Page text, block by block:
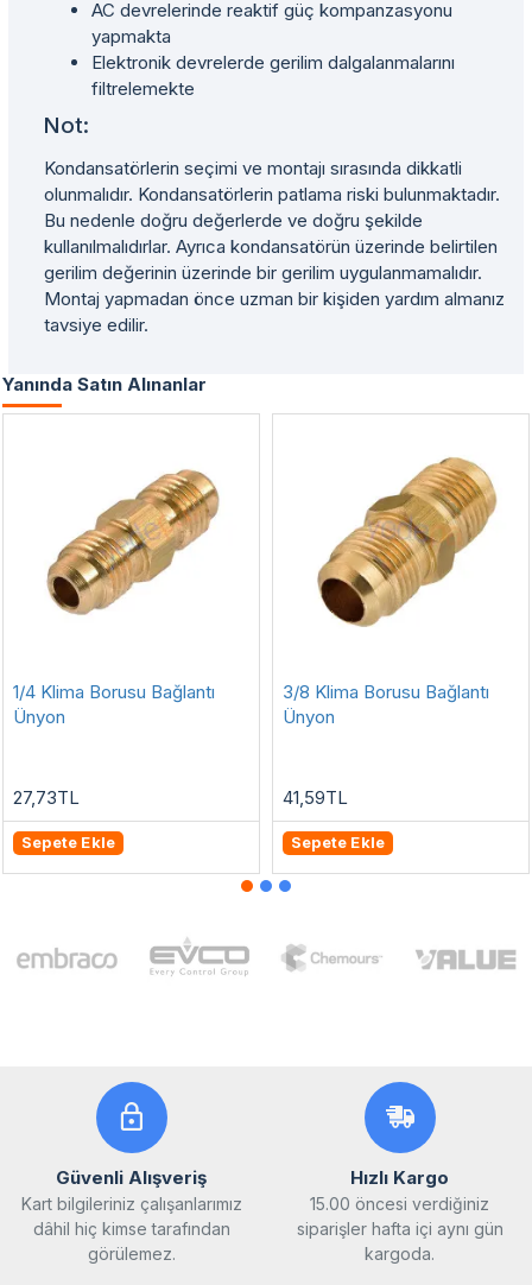
AC devrelerinde reaktif güç kompanzasyonu
yapmakta
Elektronik devrelerde gerilim dalgalanmalarını
filtrelemekte
Not:
Kondansatörlerin seçimi ve montajı sırasında dikkatli
olunmalıdır. Kondansatörlerin patlama riski bulunmaktadır.
Bu nedenle doğru değerlerde ve doğru şekilde
kullanılmalıdırlar. Ayrıca kondansatörün üzerinde belirtilen
gerilim değerinin üzerinde bir gerilim uygulanmamalıdır.
Montaj yapmadan önce uzman bir kişiden yardım almanız
tavsiye edilir.
Yanında Satın Alınanlar
1/4 Klima Borusu Bağlantı
Ünyon
27,73TL
Sepete Ekle
3/8 Klima Borusu Bağlantı
Ünyon
41,59TL
Sepete Ekle
Güvenli Alışveriş
Kart bilgileriniz çalışanlarımız
dâhil hiç kimse tarafından
görülemez.
Hızlı Kargo
15.00 öncesi verdiğiniz
siparişler hafta içi aynı gün
kargoda.